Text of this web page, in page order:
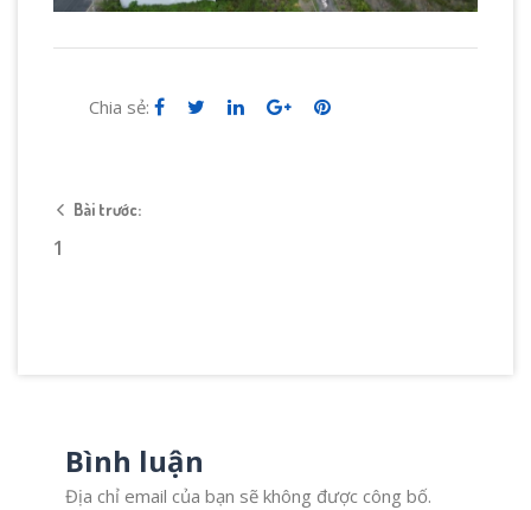
Chia sẻ:
Bài trước:
1
Bình luận
Địa chỉ email của bạn sẽ không được công bố.